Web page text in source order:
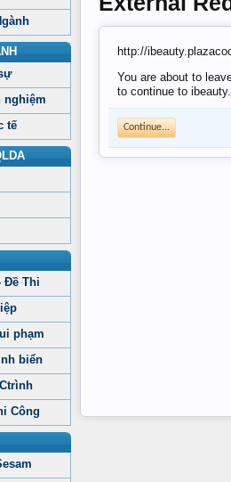
nghiệm
tế
Đề Thi
phạm
biển
Công
http://
You are about to
to continue to
Continue...